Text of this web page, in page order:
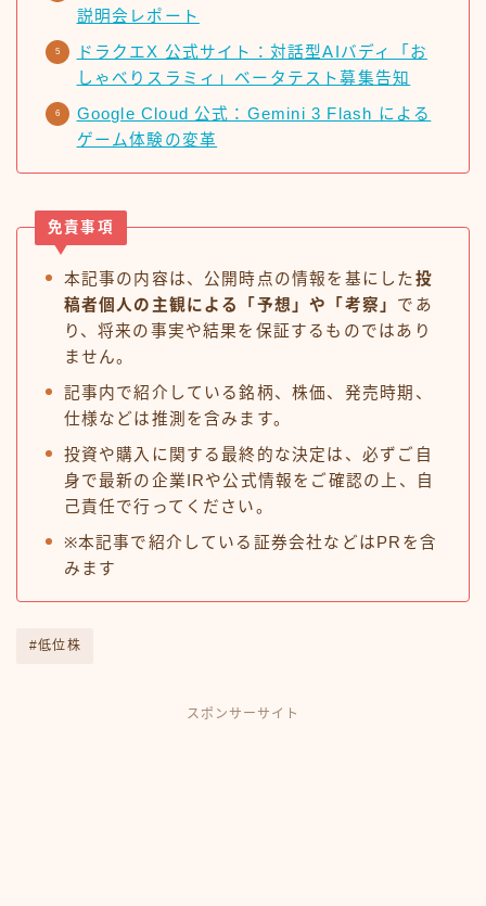
説明会レポート
ドラクエX 公式サイト：対話型AIバディ「お
しゃべりスラミィ」ベータテスト募集告知
Google Cloud 公式：Gemini 3 Flash による
ゲーム体験の変革
免責事項
本記事の内容は、公開時点の情報を基にした投
稿者個人の主観による「予想」や「考察」 であ
り、将来の事実や結果を保証するものではあり
ません。
記事内で紹介している銘柄、株価、発売時期、
仕様などは推測を含みます。
投資や購入に関する最終的な決定は、必ずご自
身で最新の企業IRや公式情報をご確認の上、自
己責任で行ってください。
※本記事で紹介している証券会社などはPRを含
みます
#低位株
スポンサーサイト